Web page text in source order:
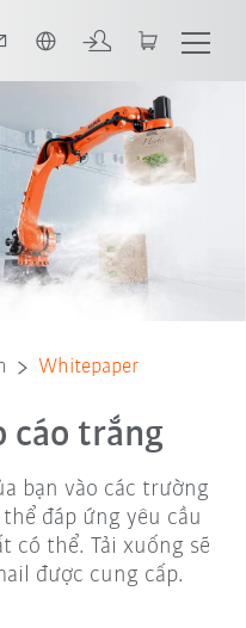
Whitepaper
cáo trắng
bạn vào các trường
đáp ứng yêu cầu
có thể. Tải xuống sẽ
được cung cấp.